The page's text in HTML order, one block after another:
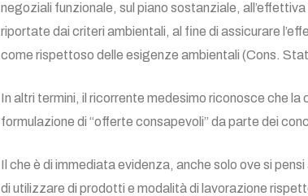
negoziali funzionale, sul piano sostanziale,
riportate dai criteri ambientali, al fine di assicurare
come rispettoso delle esigenze ambientali (Cons.
In altri termini, il ricorrente medesimo riconosce che
formulazione di “offerte consapevoli” da parte dei
Il che è di immediata evidenza, anche solo ove si
di utilizzare di prodotti e modalità di lavorazione